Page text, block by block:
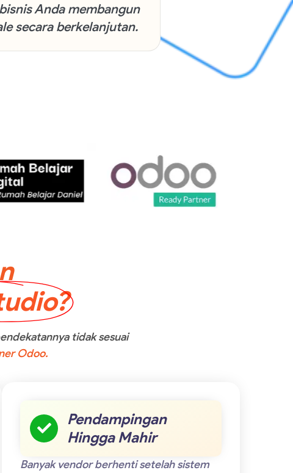
Anda membangun
secara berkelanjutan.
tidak sesuai
Odoo.
Pendampingan
Hingga Mahir
Banyak vendor berhenti setelah sistem